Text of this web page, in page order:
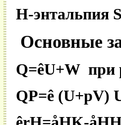
Н-энтальпия
Основные
Q=êU+W при
QP=ê (U+pV)